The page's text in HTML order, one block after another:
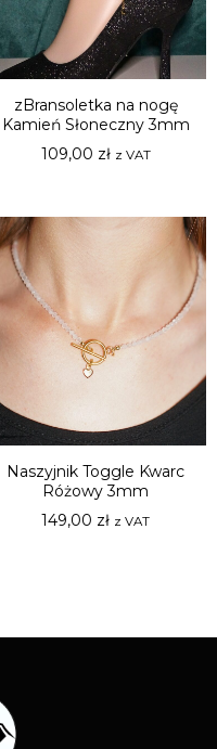
zBransoletka na nogę
Kamień Słoneczny 3mm
109,00 zł z VAT
Naszyjnik Toggle Kwarc
Różowy 3mm
149,00 zł z VAT